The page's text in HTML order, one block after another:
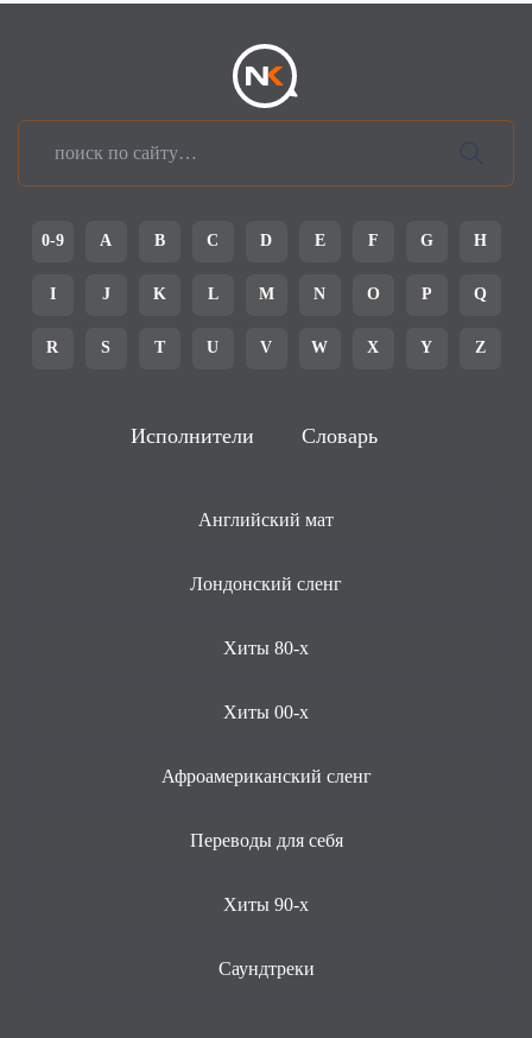
0-9 A B C D E F G H
I J K L M N O P Q
R S T U V W X Y Z
Исполнители Словарь
Английский мат
Лондонский сленг
Хиты 80-х
Хиты 00-х
Афроамериканский сленг
Переводы для себя
Хиты 90-х
Саундтреки